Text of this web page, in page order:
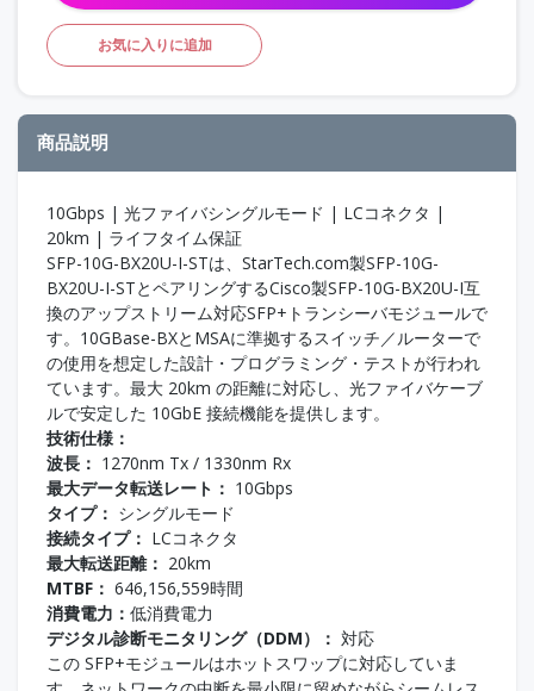
お気に入りに追加
商品説明
10Gbps | 光ファイバシングルモード | LCコネクタ |
20km | ライフタイム保証
SFP-10G-BX20U-I-STは、StarTech.com製SFP-10G-
BX20U-I-STとペアリングするCisco製SFP-10G-BX20U-I互
換のアップストリーム対応SFP+トランシーバモジュールで
す。10GBase-BXとMSAに準拠するスイッチ／ルーターで
の使用を想定した設計・プログラミング・テストが行われ
ています。最大 20km の距離に対応し、光ファイバケーブ
ルで安定した 10GbE 接続機能を提供します。
技術仕様：
波長： 1270nm Tx / 1330nm Rx
最大データ転送レート： 10Gbps
タイプ： シングルモード
接続タイプ： LCコネクタ
最大転送距離： 20km
MTBF： 646,156,559時間
消費電力： 低消費電力
デジタル診断モニタリング（DDM）： 対応
この SFP+モジュールはホットスワップに対応していま